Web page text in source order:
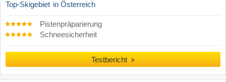
Top-Skigebiet in Österreich
Pistenpräparierung
Schneesicherheit
Testbericht